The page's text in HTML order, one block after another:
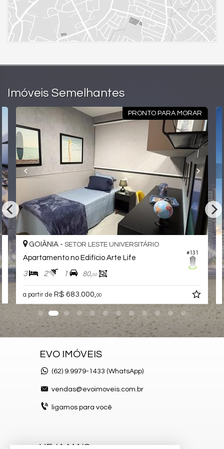
A construtora tem empreendimentos em diversas regiões de
Goiânia, como o Setor Oeste, Setor Marista e Jardim Goiás. A
empresa oferece opções de apartamentos, salas comerciais e
lojas, com diferentes tamanhos e configurações.
Características do Imóvel
Área de Serviço
Sacada / Varanda
Sala de Estar
Cozinha
Banheiro Social
Suíte Master
Piso Porcelanato
Características do Empreendimento
Salão de Festas
Piscina
Espaço Gourmet
Espaço Fitness
Portão Eletrônico
Piscina Infantil
Gás Central
Elevador
Coworking
Mini Mercado
Deck Molhado
Hall Decorado e Mobiliado
Imóveis Semelhantes
PRONTO PARA MORAR
#131
GOIÂNIA - SETOR LESTE UNIVERSITÁRIO
Apartamento no Edifício Arte Life
3 2 1 80,00
a partir de R$ 683.000, 00
EVO IMÓVEIS
(62) 9.9979-1433 (WhatsApp)
vendas@evoimoveis.com.br
ligamos para você